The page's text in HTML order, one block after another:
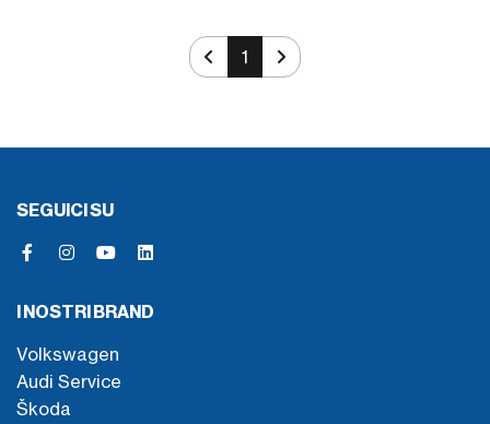
1
SEGUICI SU
I NOSTRI BRAND
Volkswagen
Audi Service
Škoda